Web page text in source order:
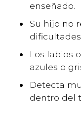
enseñado.
Su hijo no
dificultades.
Los labios
azules o
Detecta
dentro del